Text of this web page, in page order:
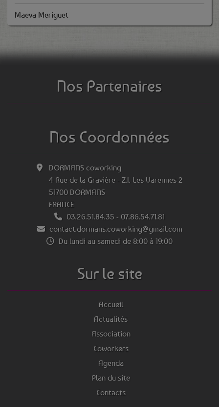
Maeva Meriguet
Nos Partenaires
Nos Coordonnées
DORMANS coworking
4 Rue de la Gravière - Z.I. Les Varennes 2
51700 DORMANS
FRANCE
03.26.51.84.35 - 07.86.54.71.81
contact.dormans.coworking@gmail.com
Du lundi au samedi de 8:00 à 19:00
Sur le site
Accueil
Actualités
Association
Coworkers
Agenda
Plan du site
Contacts